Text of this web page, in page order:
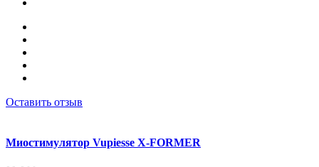
Оставить отзыв
Миостимулятор Vupiesse X-FORMER